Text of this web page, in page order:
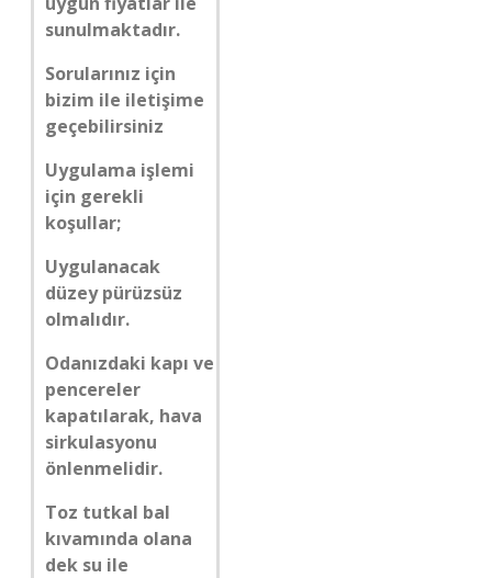
sunulmaktadır.
Sorularınız için
bizim ile iletişime
geçebilirsiniz
Uygulama işlemi
için gerekli
koşullar;
Uygulanacak
düzey pürüzsüz
olmalıdır.
Odanızdaki kapı ve
pencereler
kapatılarak, hava
sirkulasyonu
önlenmelidir.
Toz tutkal bal
kıvamında olana
dek su ile